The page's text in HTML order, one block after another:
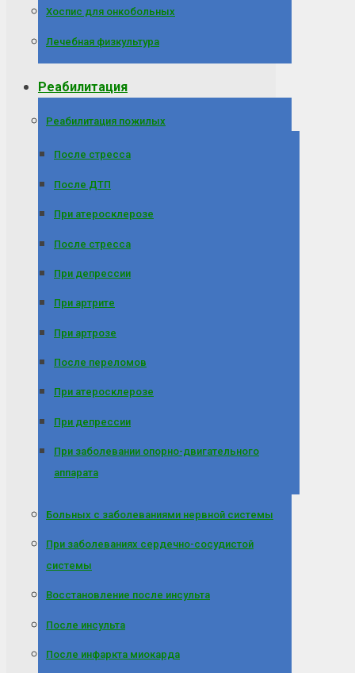
Хоспис для онкобольных
Лечебная физкультура
Реабилитация
Реабилитация пожилых
После стресса
После ДТП
При атеросклерозе
После стресса
При депрессии
При артрите
При артрозе
После переломов
При атеросклерозе
При депрессии
При заболевании опорно-двигательного
аппарата
Больных с заболеваниями нервной системы
При заболеваниях сердечно-сосудистой
системы
Восстановление после инсульта
После инсульта
После инфаркта миокарда